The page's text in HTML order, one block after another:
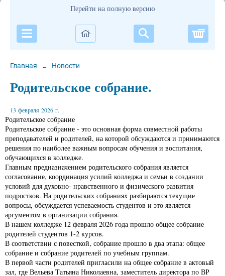
Перейти на полную версию
Главная → Новости
Родительское собрание.
13 февраля 2026 г.
Родительское собрание
Родительское собрание - это основная форма совместной работы
преподавателей и родителей, на которой обсуждаются и принимаются
решения по наиболее важным вопросам обучения и воспитания,
обучающихся в колледже.
Главным предназначением родительского собрания является
согласование, координация усилий колледжа и семьи в создании
условий для духовно- нравственного и физического развития
подростков. На родительских собраниях разбираются текущие
вопросы, обсуждается успеваемость студентов и это является
аргументом в организации собрания.
В нашем колледже 12 февраля 2026 года прошло общее собрание
родителей студентов 1-2 курсов.
В соответствии с повесткой, собрание прошло в два этапа: общее
собрание и собрание родителей по учебным группам.
В первой части родителей пригласили на общее собрание в актовый
зал, где Вельева Татьяна Николаевна, заместитель директора по ВР